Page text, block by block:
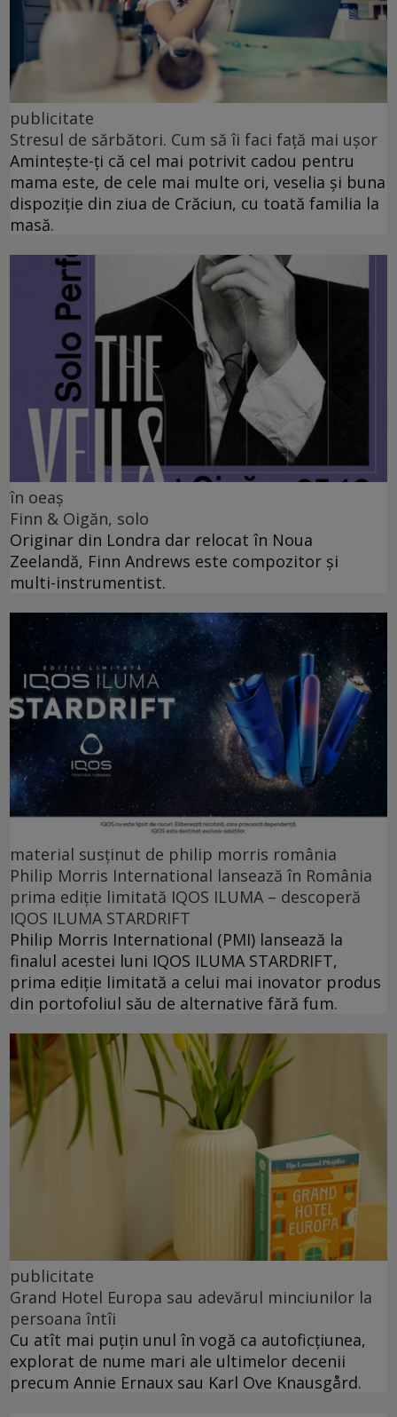
publicitate
Stresul de sărbători. Cum să îi faci față mai ușor
Amintește-ți că cel mai potrivit cadou pentru
mama este, de cele mai multe ori, veselia și buna
dispoziție din ziua de Crăciun, cu toată familia la
masă.
în oeaș
Finn & Oigăn, solo
Originar din Londra dar relocat în Noua
Zeelandă, Finn Andrews este compozitor și
multi-instrumentist.
material susținut de philip morris românia
Philip Morris International lansează în România
prima ediție limitată IQOS ILUMA – descoperă
IQOS ILUMA STARDRIFT
Philip Morris International (PMI) lansează la
finalul acestei luni IQOS ILUMA STARDRIFT,
prima ediție limitată a celui mai inovator produs
din portofoliul său de alternative fără fum.
publicitate
Grand Hotel Europa sau adevărul minciunilor la
persoana întîi
Cu atît mai puțin unul în vogă ca autoficțiunea,
explorat de nume mari ale ultimelor decenii
precum Annie Ernaux sau Karl Ove Knausgård.